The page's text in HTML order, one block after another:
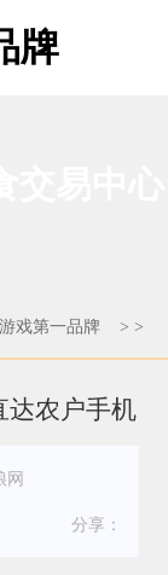
牌
戏第一品牌 > >
达农户手机
网
分享：